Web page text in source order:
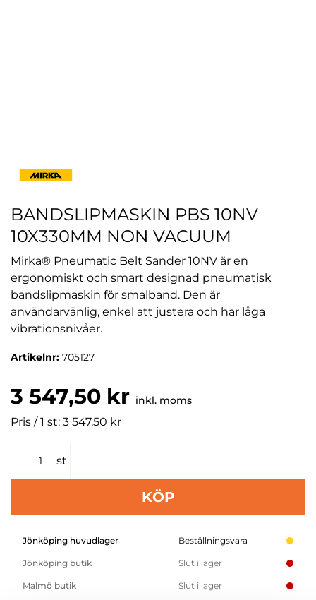
BANDSLIPMASKIN PBS 10NV
10X330MM NON VACUUM
Mirka® Pneumatic Belt Sander 10NV är en
ergonomiskt och smart designad pneumatisk
bandslipmaskin för smalband. Den är
användarvänlig, enkel att justera och har låga
vibrationsnivåer.
Artikelnr: 705127
3 547,50 kr inkl. moms
Pris / 1 st: 3 547,50 kr
st
KÖP
Jönköping huvudlager Beställningsvara
Jönköping butik Slut i lager
Malmö butik Slut i lager